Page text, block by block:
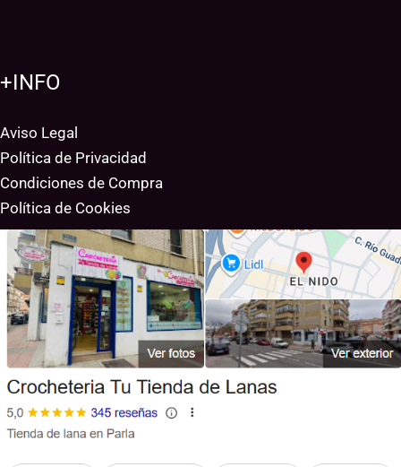
+INFO
Aviso Legal
Política de Privacidad
Condiciones de Compra
Política de Cookies